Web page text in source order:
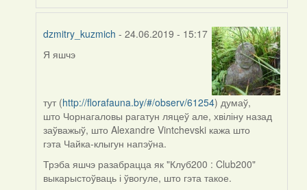
dzmitry_kuzmich - 24.06.2019 - 15:17
In
by
Harrier
Я яшчэ
тут (http://florafauna.by/#/observ/61254) думаў,
што Чорнагаловы рагатун ляцеў але, хвіліну назад
заўважыў, што Alexandre Vintchevski кажа што
гэта Чайка-клыгун напэўна.
Трэба яшчэ разабрацца як "Клуб200 : Club200"
выкарыстоўваць і ўвогуле, што гэта такое.